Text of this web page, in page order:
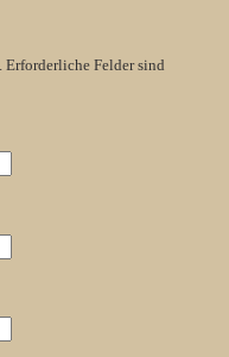
Erforderliche Felder sind